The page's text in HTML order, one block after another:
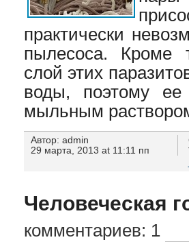
практически
пылесоса. Кроме
слой этих
воды, поэтому
мыльным
Автор: admin
29 марта, 2013 at 11:11 пп
Человеческая
комментариев: 1